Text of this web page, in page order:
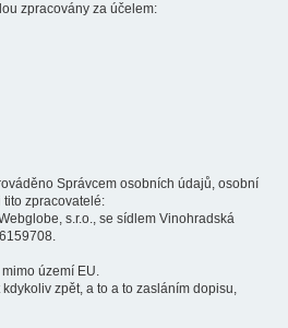
zpracovány za účelem:
Správcem osobních údajů, osobní
zpracovatelé:
s.r.o., se sídlem Vinohradská
území EU.
zpět, a to a to zasláním dopisu,